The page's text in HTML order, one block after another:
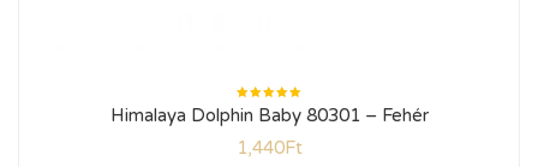
Értékelés:
5.00/ 5
Himalaya Dolphin Baby 80301 – Fehér
1,440Ft